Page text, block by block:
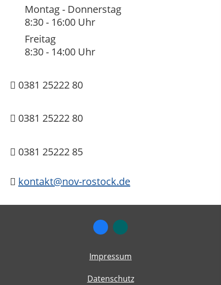
Montag - Donnerstag
8:30 - 16:00 Uhr
Freitag
8:30 - 14:00 Uhr
0381 25222 80
0381 25222 80
0381 25222 85
kontakt@nov-rostock.de
Impressum
Datenschutz